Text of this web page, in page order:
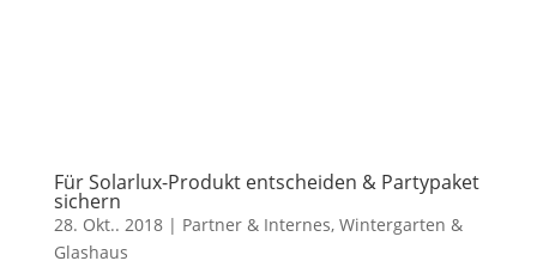
Für Solarlux-Produkt entscheiden & Partypaket
sichern
28. Okt.. 2018| Partner & Internes, Wintergarten &
Glashaus